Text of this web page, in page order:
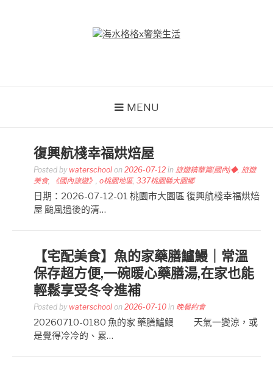
MENU
復興航棧幸福烘焙屋
Posted by waterschool on 2026-07-12 in 旅遊精華篇(國內)◆, 旅遊
美食, 《國內旅遊》 , o桃園地區, 337桃園縣大園鄉
日期：2026-07-12-01 桃園市大園區 復興航棧幸福烘焙
屋 颱風過後的清…
【宅配美食】魚的家藥膳鱸鰻｜常溫
保存超方便,一碗暖心藥膳湯,在家也能
輕鬆享受冬令進補
Posted by waterschool on 2026-07-10 in 晚餐約會
20260710-0180 魚的家 藥膳鱸鰻 天氣一變涼，或
是覺得冷冷的、累…